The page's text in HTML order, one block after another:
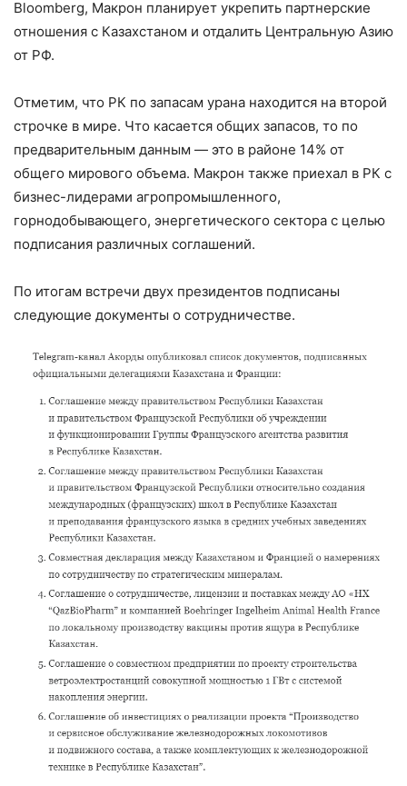
Bloomberg, Макрон планирует укрепить партнерские
отношения с Казахстаном и отдалить Центральную Азию
от РФ.
Отметим, что РК по запасам урана находится на второй
строчке в мире. Что касается общих запасов, то по
предварительным данным — это в районе 14% от
общего мирового объема. Макрон также приехал в РК с
бизнес-лидерами агропромышленного,
горнодобывающего, энергетического сектора с целью
подписания различных соглашений.
По итогам встречи двух президентов подписаны
следующие документы о сотрудничестве.